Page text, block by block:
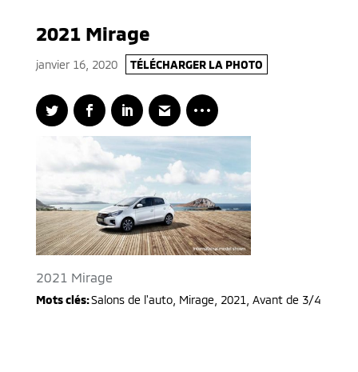
2021 Mirage
janvier 16, 2020 TÉLÉCHARGER LA PHOTO
2021 Mirage
Mots clés:Salons de l'auto, Mirage 2021 Avant de 3/4